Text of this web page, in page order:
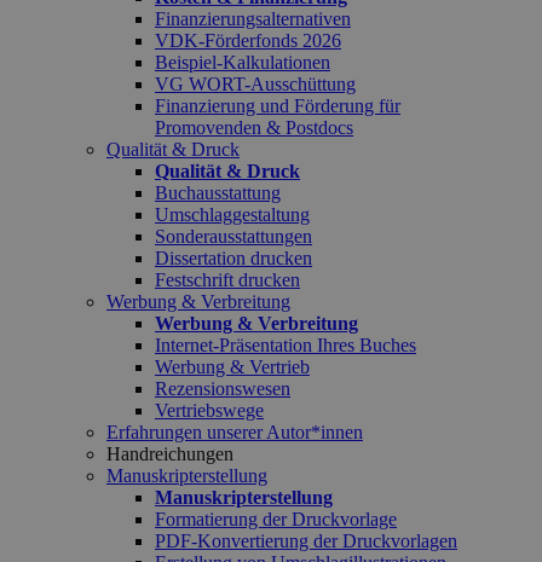
Finanzierungsalternativen
VDK-Förderfonds 2026
Beispiel-Kalkulationen
VG WORT-Ausschüttung
Finanzierung und Förderung für
Promovenden & Postdocs
Qualität & Druck
Qualität & Druck
Buchausstattung
Umschlaggestaltung
Sonderausstattungen
Dissertation drucken
Festschrift drucken
Werbung & Verbreitung
Werbung & Verbreitung
Internet-Präsentation Ihres Buches
Werbung & Vertrieb
Rezensionswesen
Vertriebswege
Erfahrungen unserer Autor*innen
Handreichungen
Manuskripterstellung
Manuskripterstellung
Formatierung der Druckvorlage
PDF-Konvertierung der Druckvorlagen